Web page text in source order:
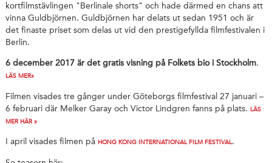
kortfilmstävlingen "Berlinale shorts" och hade därmed en chans att
vinna Guldbjörnen. Guldbjörnen har delats ut sedan 1951 och är
det finaste priset som delas ut vid den prestigefyllda filmfestivalen i
Berlin.
6 december 2017 är det gratis visning på Folkets bio i Stockholm.
LÄS MER»
Filmen visades tre gånger under Göteborgs filmfestival 27 januari –
6 februari där Melker Garay och Victor Lindgren fanns på plats. LÄS
MER HÄR »
I april visades filmen på HONG KONG INTERNATIONAL FILM FESTIVAL.